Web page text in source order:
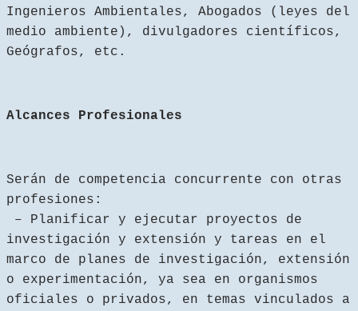
Ingenieros Ambientales, Abogados (leyes del
medio ambiente), divulgadores científicos,
Geógrafos, etc.
Alcances Profesionales
Serán de competencia concurrente con otras
profesiones:
– Planificar y ejecutar proyectos de
investigación y extensión y tareas en el
marco de planes de investigación, extensión
o experimentación, ya sea en organismos
oficiales o privados, en temas vinculados a